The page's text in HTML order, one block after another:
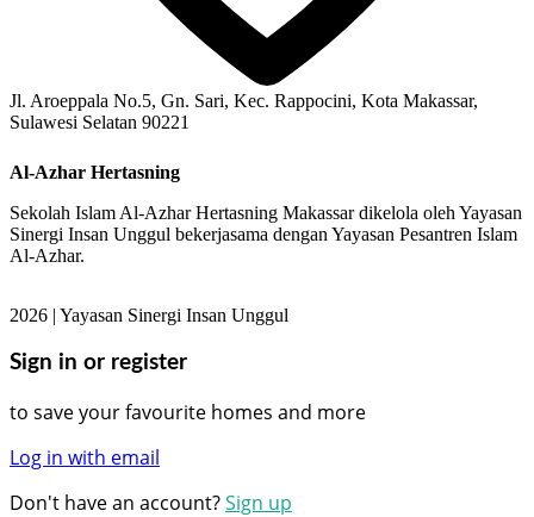
Jl. Aroeppala No.5, Gn. Sari, Kec. Rappocini, Kota Makassar,
Sulawesi Selatan 90221
Al-Azhar Hertasning
Sekolah Islam Al-Azhar Hertasning Makassar dikelola oleh Yayasan
Sinergi Insan Unggul bekerjasama dengan Yayasan Pesantren Islam
Al-Azhar.
2026 | Yayasan Sinergi Insan Unggul
Sign in or register
to save your favourite homes and more
Log in with email
Don't have an account?Sign up